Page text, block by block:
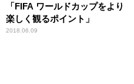
「FIFA ワールドカップをより
楽しく観るポイント」
2018.06.09